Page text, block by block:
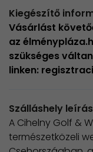
Kiegészítő
Vásárlást
az
szükséges
linken:
Szálláshely
A Cihelny Golf &
természetközeli